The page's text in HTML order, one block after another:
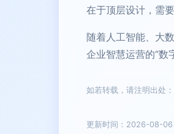
在于顶层设计，需
随着人工智能、大
企业智慧运营的“数
如若转载，请注明出
更新时间：2026-08-06